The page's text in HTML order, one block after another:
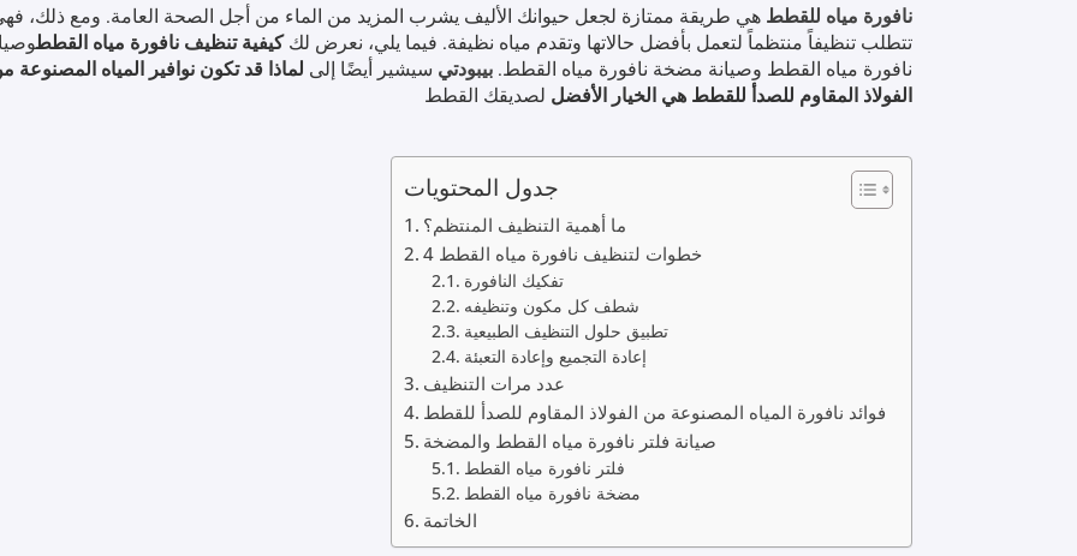
نافورة مياه للقطط هي طريقة ممتازة لجعل حيوانك الأليف يشرب المزيد من الماء من أجل الصحة العامة. ومع ذلك،
تتطلب تنظيفاً منتظماً لتعمل بأفضل حالاتها وتقدم مياه نظيفة. فيما يلي، نعرض لككيفية تنظيف نافورة مياه القطط
نافورة مياه القطط وصيانة مضخة نافورة مياه القطط. بيبودتي سيشير أيضًا إلى لماذا قد تكون نوافير المياه المصنوعة
الفولاذ المقاوم للصدأ للقطط هي الخيار الأفضل لصديقك القطط
جدول المحتويات
ما أهمية التنظيف المنتظم؟
4 خطوات لتنظيف نافورة مياه القطط
تفكيك النافورة
شطف كل مكون وتنظيفه
تطبيق حلول التنظيف الطبيعية
إعادة التجميع وإعادة التعبئة
عدد مرات التنظيف
فوائد نافورة المياه المصنوعة من الفولاذ المقاوم للصدأ للقطط
صيانة فلتر نافورة مياه القطط والمضخة
فلتر نافورة مياه القطط
مضخة نافورة مياه القطط
الخاتمة